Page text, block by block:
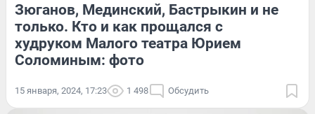
Зюганов, Мединский, Бастрыкин и не
только. Кто и как прощался с
худруком Малого театра Юрием
Соломиным: фото
15 января, 2024, 17:23 1 498 Обсудить